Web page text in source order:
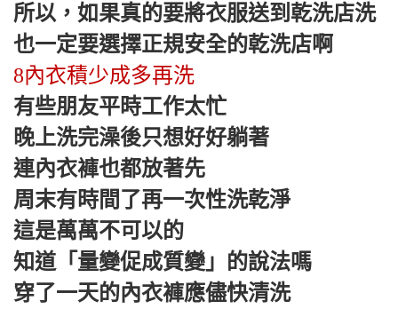
所以，如果真的要將衣服送到乾洗店洗
也一定要選擇正規安全的乾洗店啊
8內衣積少成多再洗
有些朋友平時工作太忙
晚上洗完澡後只想好好躺著
連內衣褲也都放著先
周末有時間了再一次性洗乾淨
這是萬萬不可以的
知道「量變促成質變」的說法嗎
穿了一天的內衣褲應儘快清洗